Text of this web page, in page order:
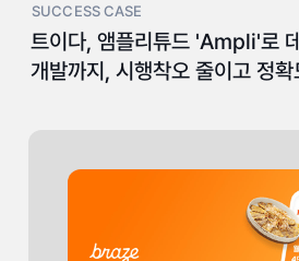
SUCCESS CASE
트이다, 앰플리튜드 'Ampli'로
개발까지, 시행착오 줄이고 정확